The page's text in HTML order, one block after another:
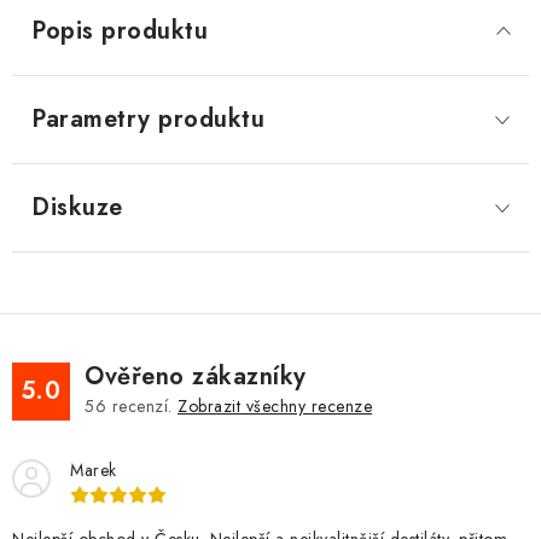
Popis produktu
Parametry produktu
Diskuze
5.0 Ověřeno zákazníky
56 recenzí. Zobrazit všechny recenze
Marek